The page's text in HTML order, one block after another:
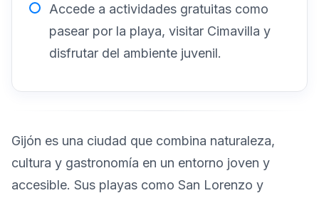
Accede a actividades gratuitas como
pasear por la playa, visitar Cimavilla y
disfrutar del ambiente juvenil.
Gijón es una ciudad que combina naturaleza,
cultura y gastronomía en un entorno joven y
accesible. Sus playas como San Lorenzo y